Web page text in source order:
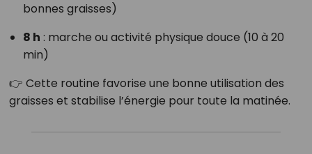
bonnes graisses)
8 h : marche ou activité physique douce (10 à 20
min)
👉 Cette routine favorise une bonne utilisation des
graisses et stabilise l’énergie pour toute la matinée.